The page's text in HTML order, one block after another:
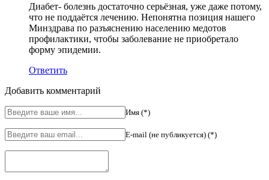
Диабет- болезнь достаточно серьёзная, уже даже потому,
что не поддаётся лечению. Непонятна позиция нашего
Минздрава по разъяснению населению медотов
профилактики, чтобы заболевание не приобретало
форму эпидемии.
Ответить
Добавить комментарий
Имя (*)
E-mail (не публикуется) (*)